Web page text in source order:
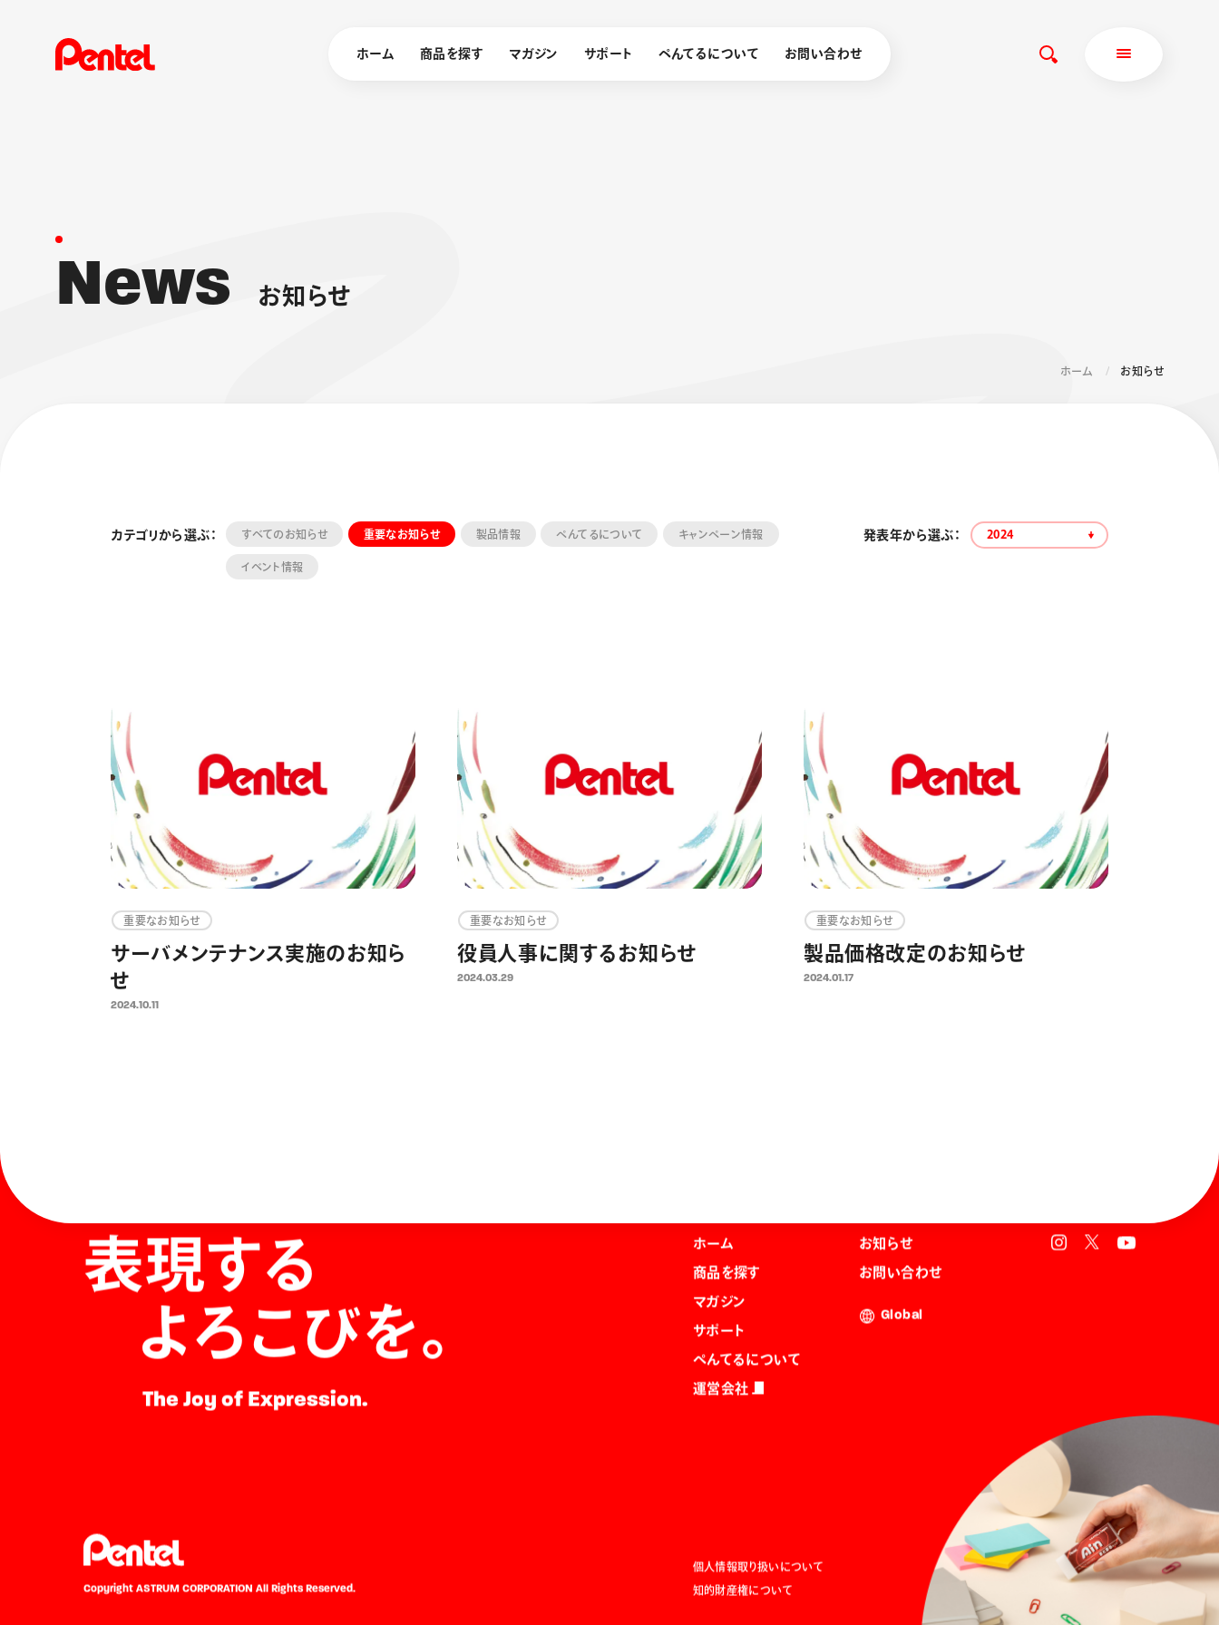
ホーム 商品を探す マガジン サポート ぺんてるについて お問い合わせ
エナージェル
シャープペン
消し具
News お知 らせ
ホーム お知らせ
カテゴリから選ぶ： すべてのお知らせ 重要なお知らせ 製品情報 ぺんてるについて キャンペーン情報
イベント情報
発表年から選ぶ： 2024
重要なお知らせ
サーバメンテナンス実施のお知ら
せ
2024.10.11
重要なお知らせ
役員人事に関するお知らせ
2024.03.29
重要なお知らせ
製品価格改定のお知らせ
2024.01.17
ホーム
商品を探す
マガジン
サポート
ぺんてるについて
運営会社
お知らせ
お問い合わせ
Global
個人情報取り扱いについて
知的財産権について
表現する
よろこびを。
The Joy of Expression.
Copyright ASTRUM CORPORATION All Rights Reserved.